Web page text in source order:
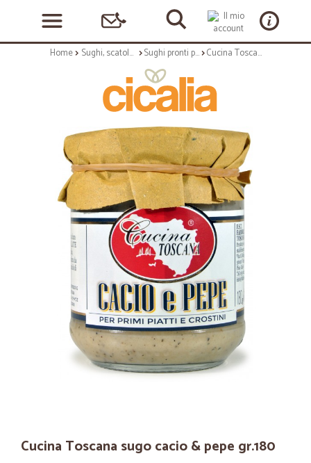
Home Sughi, scatolame e condimenti Sughi pronti per pasta Cucina Toscana sugo cacio & pepe gr.180
Cucina Toscana sugo cacio & pepe gr.180